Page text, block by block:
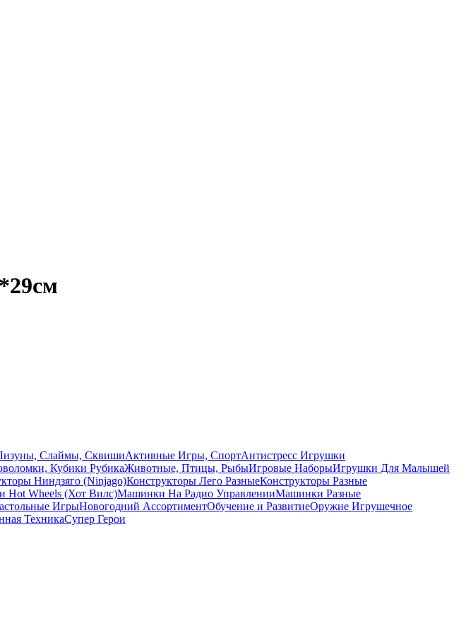
Слаймы, СквишиАктивные Игры, СпортАнтистресс Игрушки
Кубики РубикаЖивотные, Птицы, РыбыИгровые НаборыИгрушки Для Малышей
Ниндзяго (Ninjago)Конструкторы Лего РазныеКонструкторы Разные
Hot Wheels (Хот Вилс)Машинки На Радио УправленииМашинки Разные
ИгрыНовогодний АссортиментОбучение и РазвитиеОружие Игрушечное
ТехникаСупер Герои